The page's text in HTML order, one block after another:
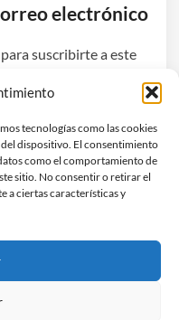
tecnologías como las cookies
dispositivo. El consentimiento
como el comportamiento de
sitio. No consentir o retirar el
a ciertas características y
electrónico
suscribirte a este